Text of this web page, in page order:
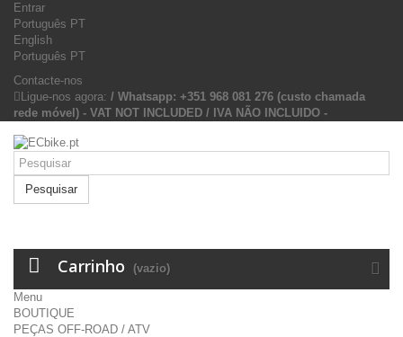
Entrar
Português PT
English
Português PT
Contacte-nos
Ligue-nos agora: / Whatsapp: +351 968 081 276 (custo chamada
rede móvel) - VAT NOT INCLUDED / IVA NÃO INCLUIDO -
Pesquisar
Carrinho (vazio)
Menu
BOUTIQUE
PEÇAS OFF-ROAD / ATV